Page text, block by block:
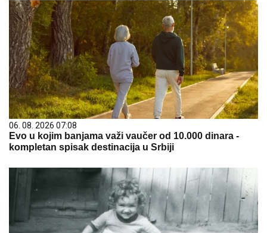
06. 08. 2026 07:08
Evo u kojim banjama važi vaučer od 10.000 dinara -
kompletan spisak destinacija u Srbiji